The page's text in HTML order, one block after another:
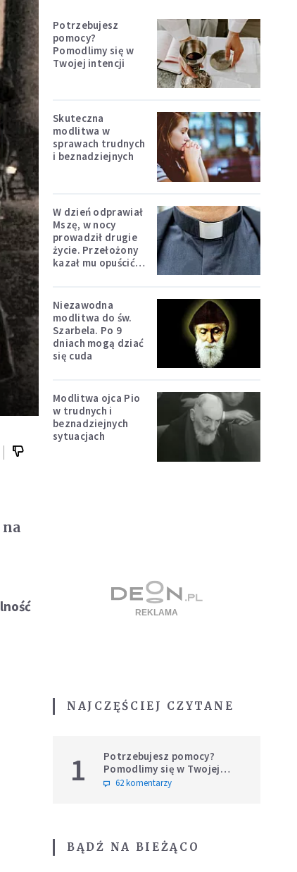
na
Potrzebujesz
pomocy?
Pomodlimy się w
Twojej intencji
Skuteczna
modlitwa w
sprawach trudnych
i beznadziejnych
W dzień odprawiał
Mszę, w nocy
prowadził drugie
życie. Przełożony
kazał mu opuścić
Niezawodna
modlitwa do św.
Szarbela. Po 9
dniach mogą dziać
się cuda
Modlitwa ojca Pio
w trudnych i
beznadziejnych
sytuacjach
NAJCZĘŚCIEJ CZYTANE
1
Potrzebujesz pomocy?
Pomodlimy się w Twojej
intencji
62 komentarzy
BĄDŹ NA BIEŻĄCO